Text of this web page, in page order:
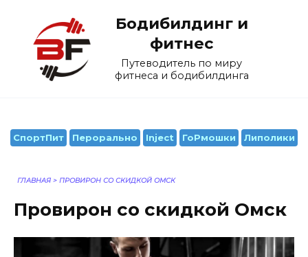
содержанию
Бодибилдинг и
фитнес
Путеводитель по миру
фитнеса и бодибилдинга
СпортПит Перорально Inject ГоРмошки Липолики
ГЛАВНАЯ > ПРОВИРОН СО СКИДКОЙ ОМСК
Провирон со скидкой Омск